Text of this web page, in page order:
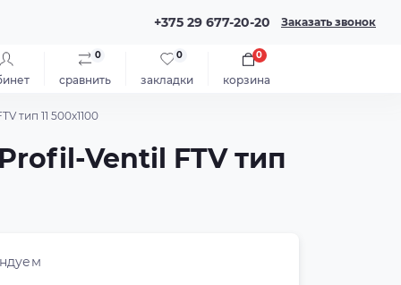
+375 29 677-20-20 Заказать звонок
сравнить
0
закладки
0
корзина
0
тип 11 500x1100
Ventil FTV тип